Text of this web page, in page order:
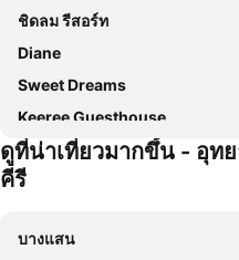
ชิดลม รีสอร์ท
Diane
Sweet Dreams
Keeree Guesthouse
Jj. Home
The Moon Resort Phetchaburi
ดูที่น่าเที่ยวมากขึ้น - อุท
คีรี
บางแสน